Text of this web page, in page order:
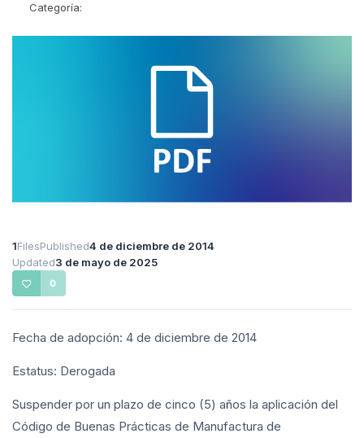
Categoría:
1FilesPublished4 de diciembre de 2014
Updated3 de mayo de 2025
0
Fecha de adopción: 4 de diciembre de 2014
Estatus: Derogada
Suspender por un plazo de cinco (5) años la aplicación del
Código de Buenas Prácticas de Manufactura de